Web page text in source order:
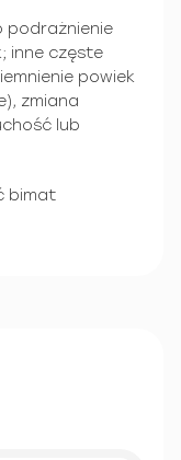
podrażnienie
inne częste
powiek
zmiana
lub
bimat